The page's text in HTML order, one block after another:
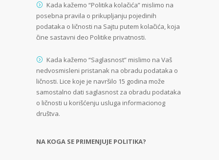
Kada kažemo “Politika kolačića” mislimo na
posebna pravila o prikupljanju pojedinih
podataka o ličnosti na Sajtu putem kolačića, koja
čine sastavni deo Politike privatnosti.
Kada kažemo “Saglasnost” mislimo na Vaš
nedvosmisleni pristanak na obradu podataka o
ličnosti. Lice koje je navršilo 15 godina može
samostalno dati saglasnost za obradu podataka
o ličnosti u korišćenju usluga informacionog
društva.
NA KOGA SE PRIMENJUJE POLITIKA?